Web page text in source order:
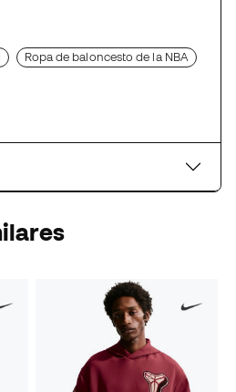
Ropa de baloncesto de la NBA